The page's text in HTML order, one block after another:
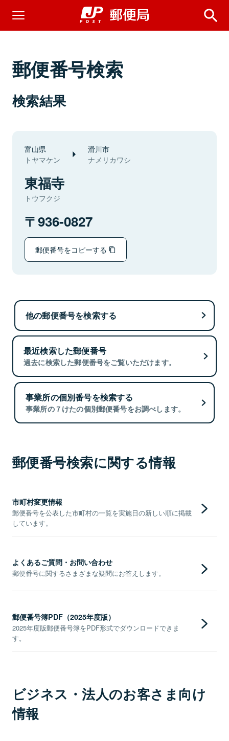
郵便番号検索
検索結果
富山県
トヤマケン
滑川市
ナメリカワシ
東福寺
トウフクジ
936-0827
郵便番号をコピーする
他の郵便番号を検索する
最近検索した郵便番号
過去に検索した郵便番号をご覧いただけます。
事業所の個別番号を検索する
事業所の７けたの個別郵便番号をお調べします。
郵便番号検索に関する情報
市町村変更情報
郵便番号を公表した市町村の一覧を実施日の新しい順に掲載
しています。
よくあるご質問・お問い合わせ
郵便番号に関するさまざまな疑問にお答えします。
郵便番号簿PDF（2025年度版）
2025年度版郵便番号簿をPDF形式でダウンロードできま
す。
ビジネス・法人のお客さま向け
情報